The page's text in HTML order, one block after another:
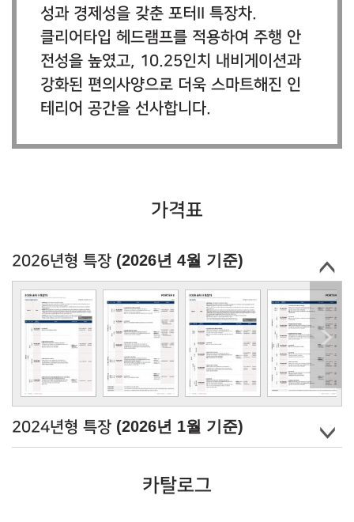
성과 경제성을 갖춘 포터II 특장차.
클리어타입 헤드램프를 적용하여 주행 안
전성을 높였고, 10.25인치 내비게이션과
강화된 편의사양으로 더욱 스마트해진 인
테리어 공간을 선사합니다.
가격표
2026년형 특장 (2026년 4월 기준)
2024년형 특장 (2026년 1월 기준)
카탈로그